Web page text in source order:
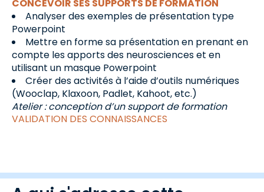
CONCEVOIR SES SUPPORTS DE FORMATION
Analyser des exemples de présentation type
Powerpoint
Mettre en forme sa présentation en prenant en
compte les apports des neurosciences et en
utilisant un masque Powerpoint
Créer des activités à l’aide d’outils numériques
(Wooclap, Klaxoon, Padlet, Kahoot, etc.)
Atelier : conception d’un support de formation
VALIDATION DES CONNAISSANCES